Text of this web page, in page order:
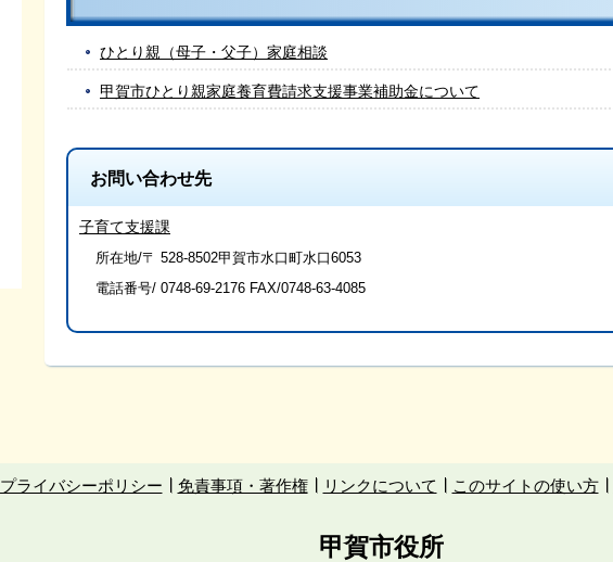
ひとり親（母子・父子）家庭相談
甲賀市ひとり親家庭養育費請求支援事業補助金について
お問い合わせ先
子育て支援課
所在地/〒 528-8502甲賀市水口町水口6053
電話番号/ 0748-69-2176 FAX/0748-63-4085
プライバシーポリシー 免責事項・著作権 リンクについて このサイトの使い方
甲賀市役所